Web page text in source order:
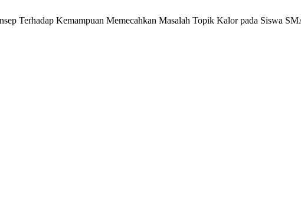
Terhadap Kemampuan Memecahkan Masalah Topik Kalor ‎pada Siswa